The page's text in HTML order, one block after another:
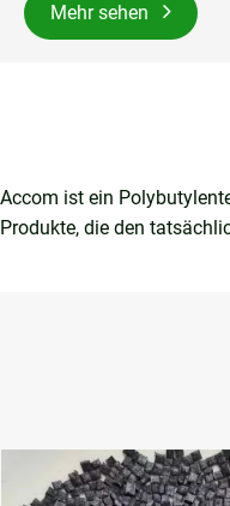
Mehr sehen
Accom ist ein
Produkte, die den